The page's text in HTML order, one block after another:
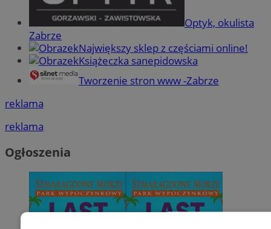
Optyk, okulista
Zabrze
Największy sklep z częściami online!
Książeczka sanepidowska
Tworzenie stron www -Zabrze
reklama
reklama
Ogłoszenia